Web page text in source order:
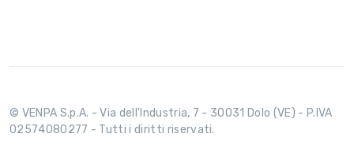
© VENPA S.p.A. - Via dell'Industria, 7 - 30031 Dolo (VE) - P.IVA
02574080277 - Tutti i diritti riservati.